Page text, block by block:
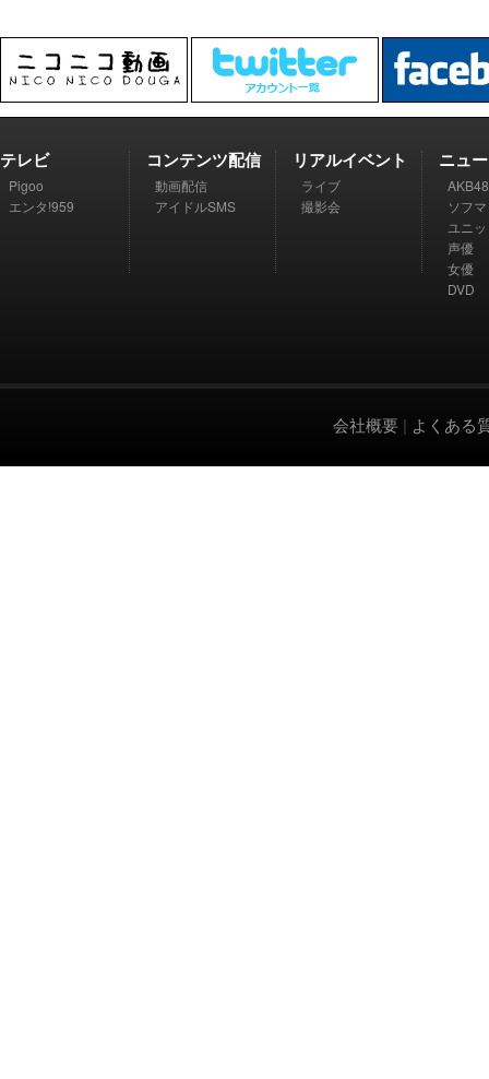
テレビ
Pigoo
エンタ!959
コンテンツ配信
動画配信
アイドルSMS
リアルイベント
ライブ
撮影会
ニュ
AKB48
ソフ
ユニ
声優
女優
DVD
会社概要 | よくある